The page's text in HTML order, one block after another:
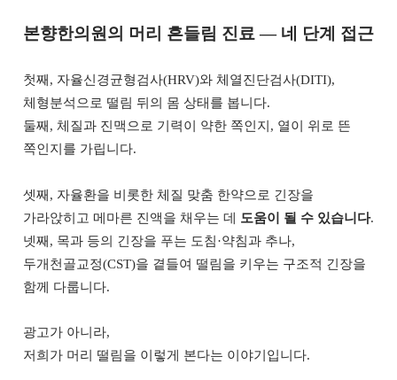
본향한의원의 머리 흔들림 진료 — 네 단계 접근
첫째, 자율신경균형검사(HRV)와 체열진단검사(DITI),
체형분석으로 떨림 뒤의 몸 상태를 봅니다.
둘째, 체질과 진맥으로 기력이 약한 쪽인지, 열이 위로 뜬
쪽인지를 가립니다.
셋째, 자율환을 비롯한 체질 맞춤 한약으로 긴장을
가라앉히고 메마른 진액을 채우는 데
도움이 될 수 있습니다.
넷째, 목과 등의 긴장을 푸는 도침·약침과 추나,
두개천골교정(CST)을 곁들여 떨림을 키우는 구조적 긴장을
함께 다룹니다.
광고가 아니라,
저희가 머리 떨림을 이렇게 본다는 이야기입니다.